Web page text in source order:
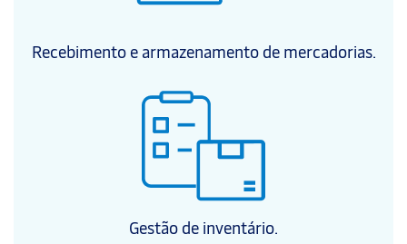
Recebimento e armazenamento de mercadorias.
Gestão de inventário.